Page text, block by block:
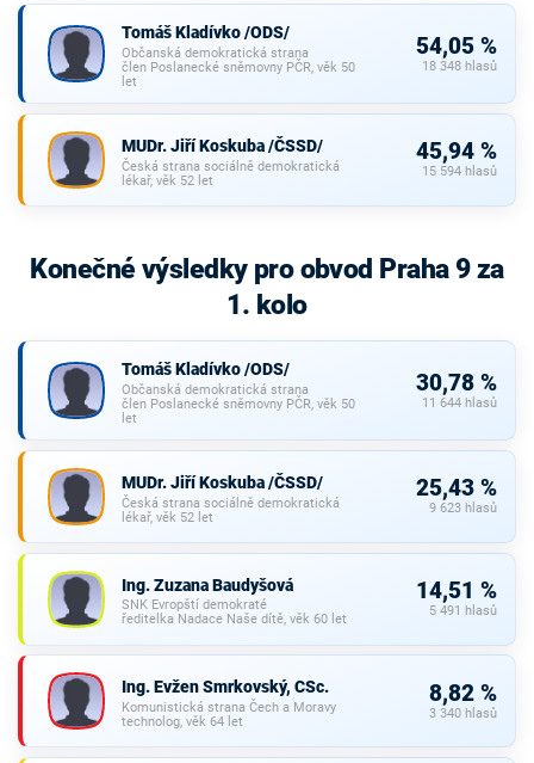
Tomáš Kladívko /ODS/
Občanská demokratická strana
člen Poslanecké sněmovny PČR, věk 50
let
54,05 %
18 348 hlasů
MUDr. Jiří Koskuba /ČSSD/
Česká strana sociálně demokratická
lékař, věk 52 let
45,94 %
15 594 hlasů
Konečné výsledky pro obvod Praha 9 za
1. kolo
Tomáš Kladívko /ODS/
Občanská demokratická strana
člen Poslanecké sněmovny PČR, věk 50
let
30,78 %
11 644 hlasů
MUDr. Jiří Koskuba /ČSSD/
Česká strana sociálně demokratická
lékař, věk 52 let
25,43 %
9 623 hlasů
Ing. Zuzana Baudyšová
SNK Evropští demokraté
ředitelka Nadace Naše dítě, věk 60 let
14,51 %
5 491 hlasů
Ing. Evžen Smrkovský, CSc.
Komunistická strana Čech a Moravy
technolog, věk 64 let
8,82 %
3 340 hlasů